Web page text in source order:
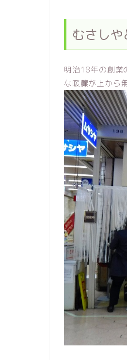
むさしや
明治18年の創業
な暖簾が上から